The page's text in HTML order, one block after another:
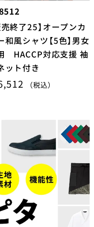
売終了25】オープンカ
和風シャツ【5色】男女
HACCP対応支援 袖
ット付き
（税込）